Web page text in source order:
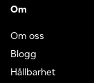
Om
Om oss
Blogg
Hållbarhet